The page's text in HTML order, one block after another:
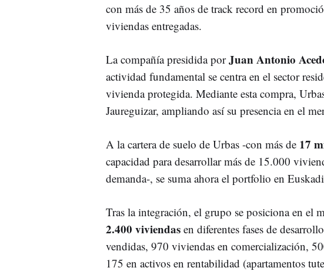
con más de 35 años de track record en
viviendas entregadas.
La compañía presidida porJuan Antonio
actividad fundamental se centra en el sector
vivienda protegida. Mediante esta compra,
Jaureguizar, ampliando así su presencia en el
A la cartera de suelo de Urbas -con más de 17
capacidad para desarrollar más de 15.000
demanda-, se suma ahora el portfolio en
Tras la integración, el grupo se posiciona en el
2.400 viviendas en diferentes fases de
vendidas, 970 viviendas en comercialización,
175 en activos en rentabilidad (apartamentos